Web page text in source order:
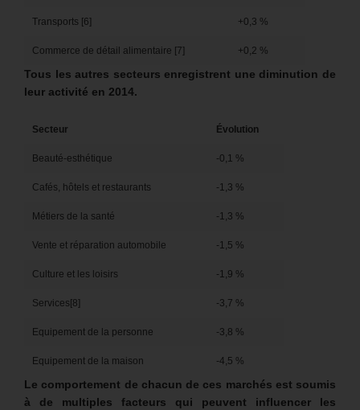
Transports [6] +0,3 %
Commerce de détail alimentaire [7] +0,2 %
Tous les autres secteurs enregistrent une diminution de
leur activité en 2014.
Secteur Évolution
Beauté-esthétique -0,1 %
Cafés, hôtels et restaurants -1,3 %
Métiers de la santé -1,3 %
Vente et réparation automobile -1,5 %
Culture et les loisirs -1,9 %
Services[8] -3,7 %
Equipement de la personne -3,8 %
Equipement de la maison -4,5 %
Le comportement de chacun de ces marchés est soumis
à de multiples facteurs qui peuvent influencer les